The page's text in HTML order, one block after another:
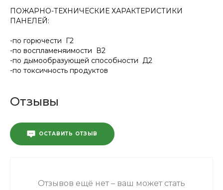
ПОЖАРНО-ТЕХНИЧЕСКИЕ ХАРАКТЕРИСТИКИ
ПАНЕЛЕЙ:
-по горючести Г2
-по воспламеняимости В2
-по дымообразующей способности Д2
-по токсичность продуктов
Отзывы
ОСТАВИТЬ ОТЗЫВ
Отзывов ещё нет – ваш может стать